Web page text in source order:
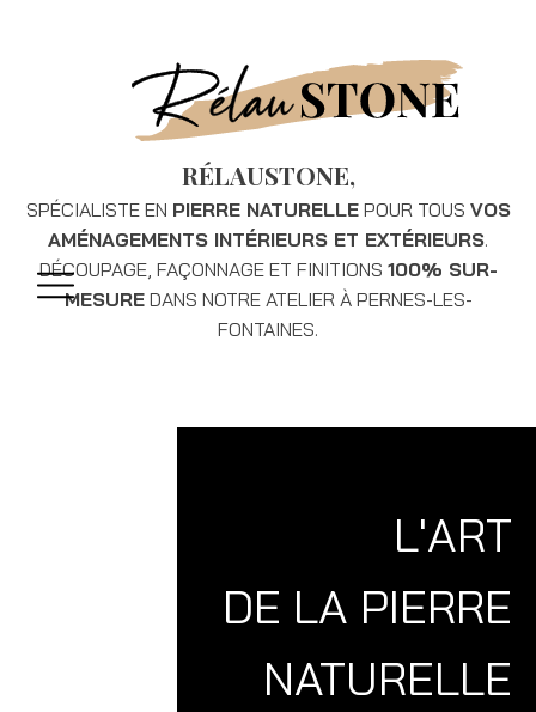
RÉLAUSTONE,
SPÉCIALISTE EN PIERRE NATURELLEPOUR TOUS VOS
AMÉNAGEMENTS INTÉRIEURS ET EXTÉRIEURS.
DÉCOUPAGE, FAÇONNAGE ET FINITIONS 100% SUR-
MESUREDANS NOTRE ATELIER À PERNES-LES-
FONTAINES.
L'ART
DE LA PIERRE
NATURELLE